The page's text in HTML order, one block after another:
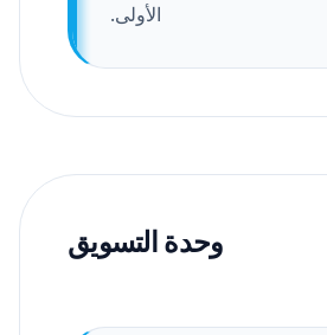
الأولى.
وحدة التسويق